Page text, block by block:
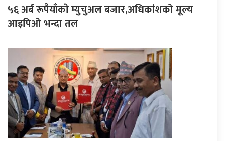
५६ अर्ब रूपैयाँकाे म्युचुअल बजार,अधिकांशको मूल्य
आइपिओ भन्दा तल